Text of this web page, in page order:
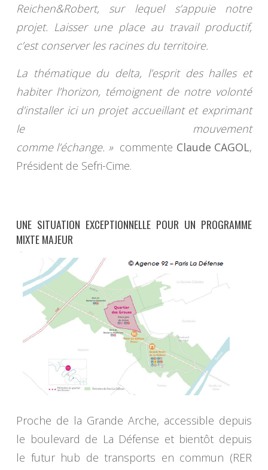
Reichen&Robert, sur lequel s’appuie notre
projet. Laisser une place au travail productif,
c’est conserver les racines du territoire.
La thématique du delta, l’esprit des halles et
habiter l’horizon, témoignent de notre volonté
d’installer ici un projet accueillant et exprimant
le mouvement
comme l’échange. »commente Claude CAGOL,
Président de Sefri-Cime.
UNE SITUATION EXCEPTIONNELLE POUR UN PROGRAMME
MIXTE MAJEUR
Proche de la Grande Arche, accessible depuis
le boulevard de La Défense et bientôt depuis
le futur hub de transports en commun (RER